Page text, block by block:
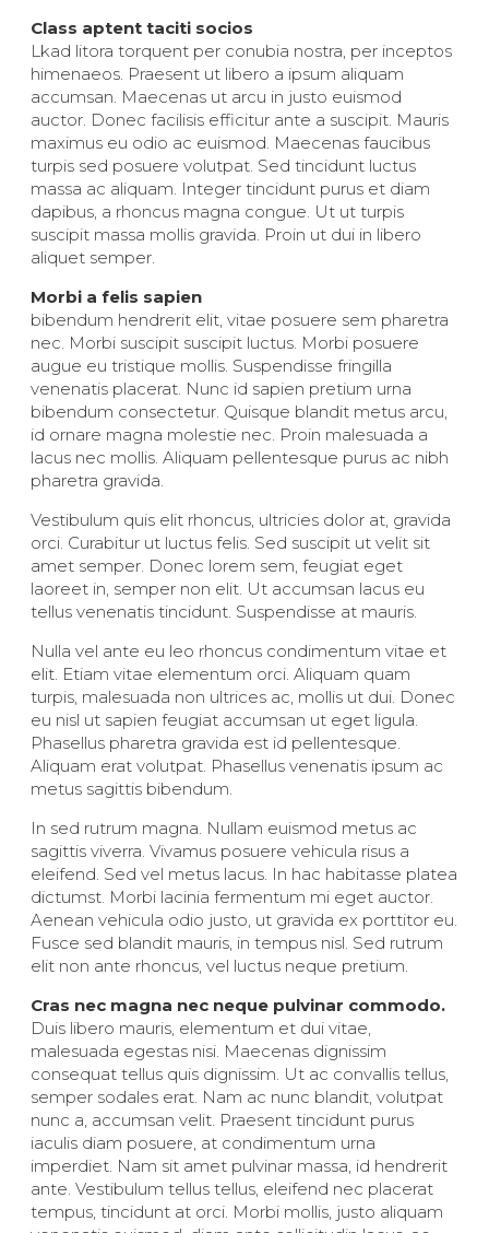
Class aptent taciti socios
Lkad litora torquent per conubia nostra, per inceptos
himenaeos. Praesent ut libero a ipsum aliquam
accumsan. Maecenas ut arcu in justo euismod
auctor. Donec facilisis efficitur ante a suscipit. Mauris
maximus eu odio ac euismod. Maecenas faucibus
turpis sed posuere volutpat. Sed tincidunt luctus
massa ac aliquam. Integer tincidunt purus et diam
dapibus, a rhoncus magna congue. Ut ut turpis
suscipit massa mollis gravida. Proin ut dui in libero
aliquet semper.
Morbi a felis sapien
bibendum hendrerit elit, vitae posuere sem pharetra
nec. Morbi suscipit suscipit luctus. Morbi posuere
augue eu tristique mollis. Suspendisse fringilla
venenatis placerat. Nunc id sapien pretium urna
bibendum consectetur. Quisque blandit metus arcu,
id ornare magna molestie nec. Proin malesuada a
lacus nec mollis. Aliquam pellentesque purus ac nibh
pharetra gravida.
Vestibulum quis elit rhoncus, ultricies dolor at, gravida
orci. Curabitur ut luctus felis. Sed suscipit ut velit sit
amet semper. Donec lorem sem, feugiat eget
laoreet in, semper non elit. Ut accumsan lacus eu
tellus venenatis tincidunt. Suspendisse at mauris.
Nulla vel ante eu leo rhoncus condimentum vitae et
elit. Etiam vitae elementum orci. Aliquam quam
turpis, malesuada non ultrices ac, mollis ut dui. Donec
eu nisl ut sapien feugiat accumsan ut eget ligula.
Phasellus pharetra gravida est id pellentesque.
Aliquam erat volutpat. Phasellus venenatis ipsum ac
metus sagittis bibendum.
In sed rutrum magna. Nullam euismod metus ac
sagittis viverra. Vivamus posuere vehicula risus a
eleifend. Sed vel metus lacus. In hac habitasse platea
dictumst. Morbi lacinia fermentum mi eget auctor.
Aenean vehicula odio justo, ut gravida ex porttitor eu.
Fusce sed blandit mauris, in tempus nisl. Sed rutrum
elit non ante rhoncus, vel luctus neque pretium.
Cras nec magna nec neque pulvinar commodo.
Duis libero mauris, elementum et dui vitae,
malesuada egestas nisi. Maecenas dignissim
consequat tellus quis dignissim. Ut ac convallis tellus,
semper sodales erat. Nam ac nunc blandit, volutpat
nunc a, accumsan velit. Praesent tincidunt purus
iaculis diam posuere, at condimentum urna
imperdiet. Nam sit amet pulvinar massa, id hendrerit
ante. Vestibulum tellus tellus, eleifend nec placerat
tempus, tincidunt at orci. Morbi mollis, justo aliquam